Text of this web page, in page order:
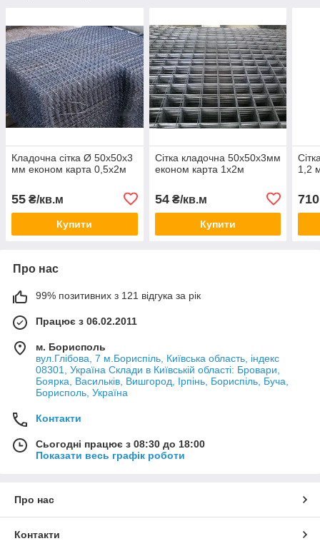
Кладочна сітка Ø 50х50х3
мм економ карта 0,5х2м
55 ₴/кв.м
Купити
Сітка кладочна 50х50х3мм
економ карта 1х2м
54₴/кв.м
Купити
1,2
710
Про нас
99% позитивних з 121 відгука за рік
Працює з 06.02.2011
м. Борисполь
вул.Глібова, 7 м.Бориспіль, Київська область, індекс
08301, Україна Склади в Київській області: Бровари,
Боярка, Васильків, Вишгород, Ірпінь, Бориспіль, Буча,
Борисполь, Україна
Контакти
Сьогодні працює з 08:30 до 18:00
Показати весь графік роботи
Про нас
Контакти